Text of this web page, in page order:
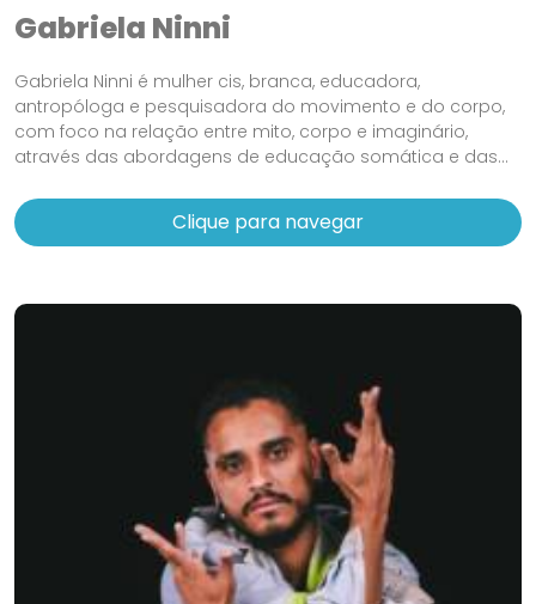
Gabriela Ninni
Gabriela Ninni é mulher cis, branca, educadora,
antropóloga e pesquisadora do movimento e do corpo,
com foco na relação entre mito, corpo e imaginário,
através das abordagens de educação somática e das...
Clique para navegar